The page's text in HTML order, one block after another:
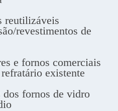
reutilizáveis
revestimentos de
e fornos comerciais
existente
dos fornos de vidro